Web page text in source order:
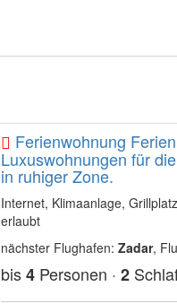
Ferienwohnung
Luxuswohnungen für
in ruhiger Zone.
Internet, Klimaanlage,
erlaubt
nächster Flughafen: Zadar,
bis4Personen · 2